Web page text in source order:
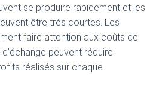
se produire rapidement et les
être très courtes. Les
faire attention aux coûts de
peuvent réduire
réalisés sur chaque